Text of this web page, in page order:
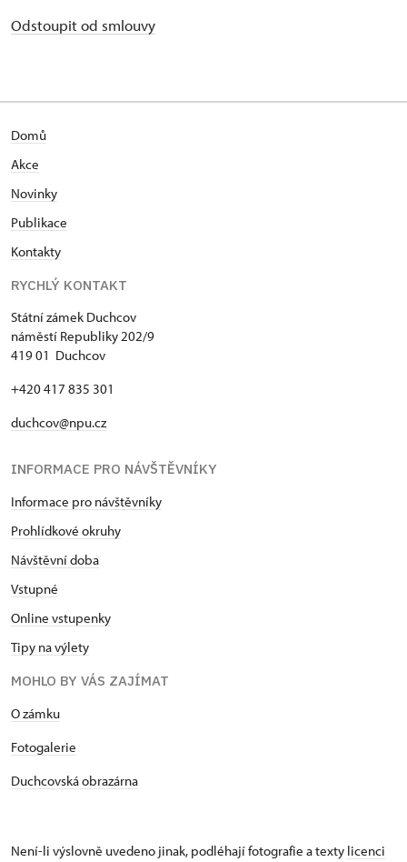
Odstoupit od smlouvy
Domů
Akce
Novinky
Publikace
Kontakty
RYCHLÝ KONTAKT
Státní zámek Duchcov
náměstí Republiky 202/9
419 01 Duchcov
+420 417 835 301
duchcov@npu.cz
INFORMACE PRO NÁVŠTĚVNÍKY
Informace pro návštěvníky
Prohlídkové okruhy
Návštěvní doba
Vstupné
Online vstupenky
Tipy na výlety
MOHLO BY VÁS ZAJÍMAT
O zámku
Fotogalerie
Duchcovská obrazárna
Není-li výslovně uvedeno jinak, podléhají fotografie a texty licenci